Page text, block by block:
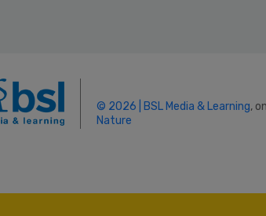
© 2026 | BSL Media & Learning,
Nature